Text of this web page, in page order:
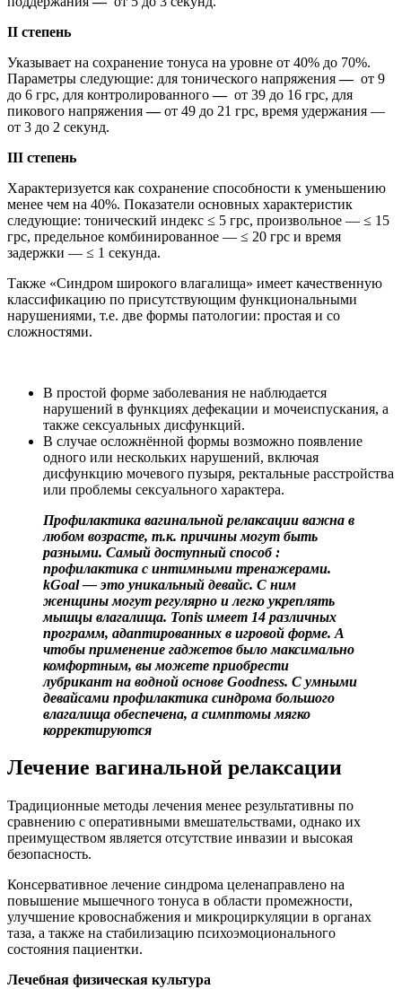
II степень
Указывает на сохранение тонуса на уровне от 40% до 70%.
Параметры следующие: для тонического напряжения— от 9
до 6 грс, для контролированного— от 39 до 16 грс, для
пикового напряжения—от 49 до 21 грс, время удержания —
от 3 до 2 секунд.
III степень
Характеризуется как сохранение способности к уменьшению
менее чем на 40%. Показатели основных характеристик
следующие: тонический индекс ≤ 5 грc, произвольное — ≤ 15
грc, предельное комбинированное — ≤ 20 грc и время
задержки — ≤ 1 cекунда.
Также «Синдром широкого влагалища» имеет качественную
классификацию по присутствующим функциональными
нарушениями, т.е. две формы патологии: простая и со
сложностями.
В простой форме заболевания не наблюдается
нарушений в функциях дефекации и мочеиспускания, а
также сексуальных дисфункций.
В случае осложнённой формы возможно появление
одного или нескольких нарушений, включая
дисфункцию мочевого пузыря, ректальные расстройства
или проблемы сексуального характера.
Профилактика вагинальной релаксации важна в
любом возрасте, т.к. причины могут быть
разными. Самый доступный способ :
профилактика с интимными тренажерами.
kGoal — это уникальный девайс. С ним
женщины могут регулярно и легко укреплять
мышцы влагалища. Tonis имеет 14 различных
программ, адаптированных в игровой форме. А
чтобы применение гаджетов было максимально
комфортным, вы можете приобрести
лубрикант на водной основе Goodness. С умными
девайсами профилактика синдрома большого
влагалища обеспечена, а симптомы мягко
корректируются
Лечение вагинальной релаксации
Традиционные методы лечения менее результативны по
сравнению с оперативными вмешательствами, однако их
преимуществом является отсутствие инвазии и высокая
безопасность.
Консервативное лечение синдрома целенаправлено на
повышение мышечного тонуса в области промежности,
улучшение кровоснабжения и микроциркуляции в органах
таза, а также на стабилизацию психоэмоционального
состояния пациентки.
Лечебная физическая культура